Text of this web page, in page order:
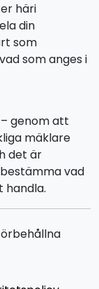
häri
din
som
som anges i
genom att
mäklare
det är
vad